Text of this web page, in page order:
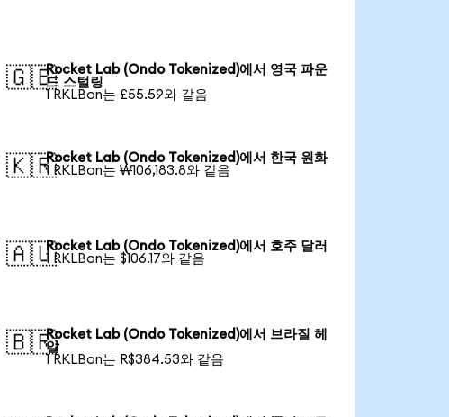
🇬🇧Rocket Lab (Ondo Tokenized)에서 영국 파운
드 스털링
1 RKLBon는 £55.59와 같음
🇰🇷Rocket Lab (Ondo Tokenized)에서 한국 원화
1 RKLBon는 ₩106,183.8와 같음
🇦🇺Rocket Lab (Ondo Tokenized)에서 호주 달러
1 RKLBon는 $106.17와 같음
🇧🇷Rocket Lab (Ondo Tokenized)에서 브라질 헤
알
1 RKLBon는 R$384.53와 같음